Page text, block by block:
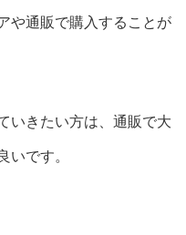
や通販で購入することが
いきたい方は、通販で大
いです。